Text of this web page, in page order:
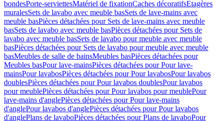
bondesPorte-serviettesMatériel de fixationCaches décoratifsEtagères
muralesSets de lavabo avec meuble basSets de lave-mains avec
meuble basPièces détachées pour Sets de lave-mains avec meuble
basSets de lavabo avec meuble basPièces détachées pour Sets de
lavabo avec meuble basSets de lavabo pour meuble avec meuble
basPièces détachées pour Sets de lavabo pour meuble avec meuble
basMeubles de salle de bainsMeubles basPièces détachées pour
Meubles basPour lave-mainsPièces détachées pour Pour lave-
mainsPour lavabosPièces détachées pour Pour lavabosPour lavabos
doublesPièces détachées pour Pour lavabos doublesPour lavabos
pour meublePièces détachées pour Pour lavabos pour meublePour
lave-mains d'anglePièces détachées pour Pour lave-mains
d'anglePour lavabos d'anglePièces détachées pour Pour lavabos
d'anglePlans de lavaboPièces détachées pour Plans de lavaboPour